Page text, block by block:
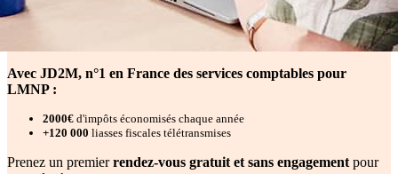
Avec JD2M, n°1 en France des services comptables pour
LMNP :
2000€ d'impôts économisés chaque année
+120 000 liasses fiscales télétransmises
Prenez un premierrendez-vous gratuit et sans engagement pour